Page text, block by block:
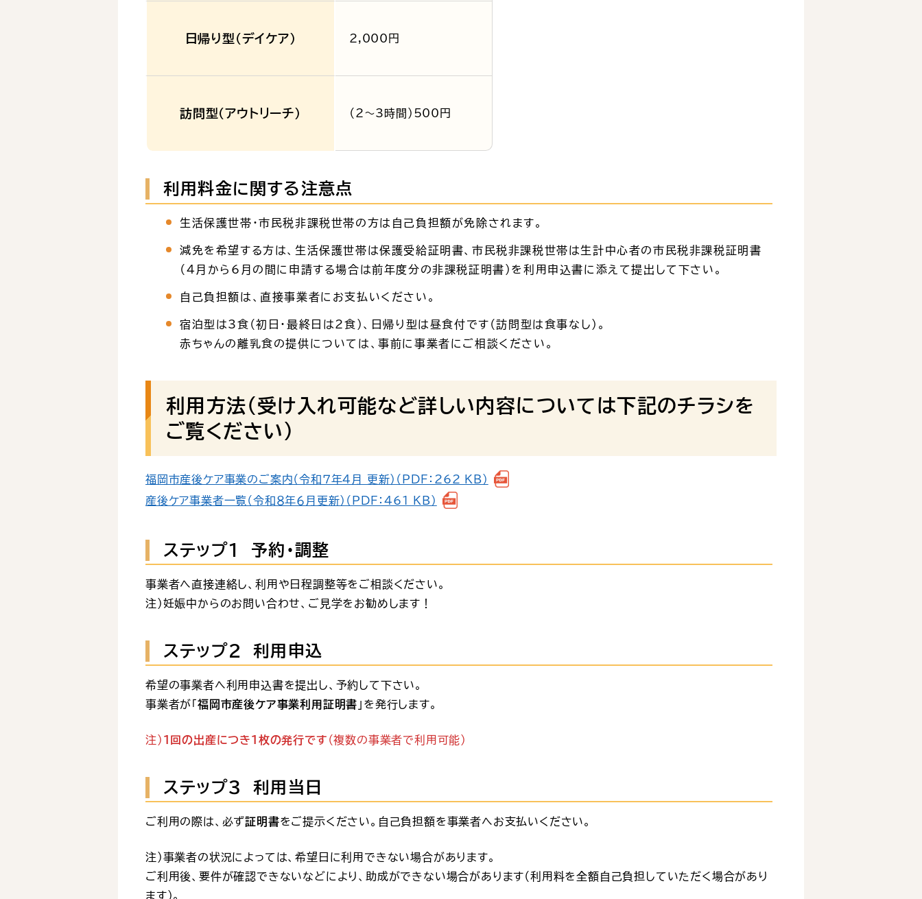
日帰り型（デイケア） 2,000円
訪問型（アウトリーチ） （2～3時間）500円
利用料金に関する注意点
生活保護世帯・市民税非課税世帯の方は自己負担額が免除されます。
減免を希望する方は、生活保護世帯は保護受給証明書、市民税非課税世帯は生計中心者の市民税非課税証明書
（4月から6月の間に申請する場合は前年度分の非課税証明書）を利用申込書に添えて提出して下さい。
自己負担額は、直接事業者にお支払いください。
宿泊型は3食（初日・最終日は2食）、日帰り型は昼食付です（訪問型は食事なし）。
赤ちゃんの離乳食の提供については、事前に事業者にご相談ください。
利用方法（受け入れ可能など詳しい内容については下記のチラシを
ご覧ください）
福岡市産後ケア事業のご案内（令和７年４月 更新）（PDF：262 KB）
産後ケア事業者一覧（令和８年６月更新）（PDF：461 KB）
ステップ1 予約・調整
事業者へ直接連絡し、利用や日程調整等をご相談ください。
注）妊娠中からのお問い合わせ、ご見学をお勧めします！
ステップ2 利用申込
希望の事業者へ利用申込書を提出し、予約して下さい。
事業者が「 福岡市産後ケア事業利用証明書 」を発行します。
注） 1回の出産につき1枚の発行です （複数の事業者で利用可能）
ステップ3 利用当日
ご利用の際は、必ず証明書をご提示ください。自己負担額を事業者へお支払いください。
注）事業者の状況によっては、希望日に利用できない場合があります。
ご利用後、要件が確認できないなどにより、助成ができない場合があります（利用料を全額自己負担していただく場合があり
ます)。